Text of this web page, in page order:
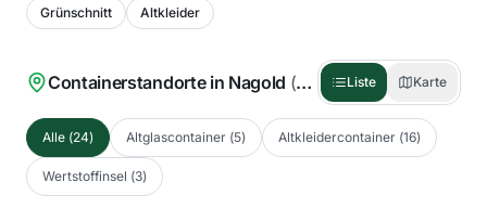
Grünschnitt
Altkleider
Containerstandorte in Nagold (24 Liste Karte
Alle (24) Altglascontainer (5) Altkleidercontainer (16)
Wertstoffinsel (3)